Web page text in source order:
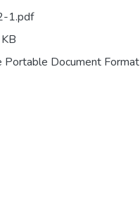
1.pdf
Portable Document Format